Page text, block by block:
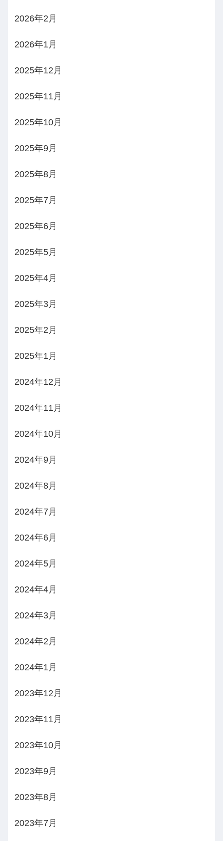
2026年2月
2026年1月
2025年12月
2025年11月
2025年10月
2025年9月
2025年8月
2025年7月
2025年6月
2025年5月
2025年4月
2025年3月
2025年2月
2025年1月
2024年12月
2024年11月
2024年10月
2024年9月
2024年8月
2024年7月
2024年6月
2024年5月
2024年4月
2024年3月
2024年2月
2024年1月
2023年12月
2023年11月
2023年10月
2023年9月
2023年8月
2023年7月